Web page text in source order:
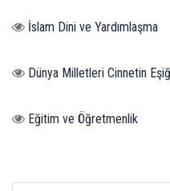
İslam Dini ve Yardımlaşma
Dünya Milletleri Cinnetin
Eğitim ve Öğretmenlik